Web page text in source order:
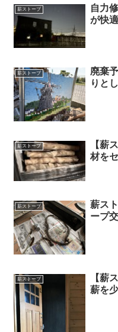
薪ストーブ
自力
が快適
薪ストーブ
廃棄
りと
薪ストーブ
【薪
材を
薪ストーブ
薪ス
ープ
薪ストーブ
【薪
薪を